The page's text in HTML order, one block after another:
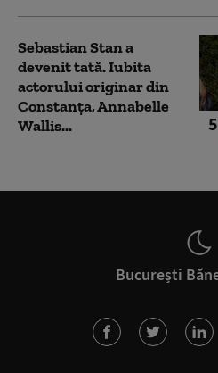
5
Sebastian Stan a
devenit tată. Iubita
actorului originar din
Constanța, Annabelle
Wallis...
București